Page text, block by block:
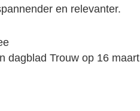
en relevanter.
dagblad Trouw op 16